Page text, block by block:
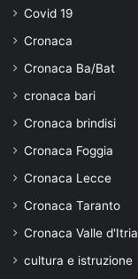
Covid 19
Cronaca
Cronaca Ba/Bat
cronaca bari
Cronaca brindisi
Cronaca Foggia
Cronaca Lecce
Cronaca Taranto
Cronaca Valle d'Itria
cultura e istruzione